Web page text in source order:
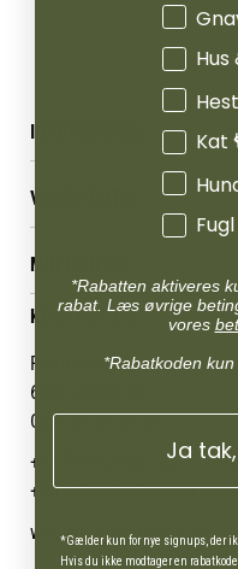
INFORMATION
Betingelser & vilkår
Reklamations- &
Levering & afhentning
Følg din bestilling
Persondatapolitik
Cookies
VORES BUTIK
Job
Mærker
Om os
Om Vestjyllands Andel
Blog
Ofte stillede spørgsmål
MIN KONTO
Administrer min konto
KONTAKT OS
Pantonevej 10
6580 Vamdrup
CVR: 21 38 54 84
+45 7692 2900
AgroLand
+45 4630 0885 Webshop
webshop@agroland.dk
Hus
Kat
*Rabatten aktiveres
rabat. Læs øvrige
vores
*Rabatkoden
Ja
*Gælder kun for nye signups, der
Hvis du ikke modtager en rabatkode,